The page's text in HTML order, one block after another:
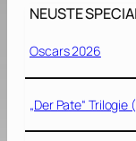
NEUSTE
Oscars 2026
„Der Pate“